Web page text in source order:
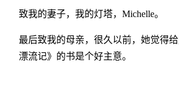
致我的妻子，我的灯塔，Michelle。
最后致我的母亲，很久以前，她觉得
漂流记》的书是个好主意。